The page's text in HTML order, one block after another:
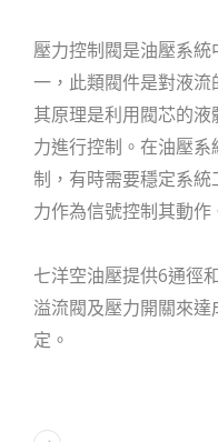
壓力控制閥是油壓系
一，此類閥件是對液流
其原理是利用閥芯的
力進行控制。在油壓
制，有時需要穩定系
力作為信號控制其動作
七洋空油壓提供6通徑
溢流閥及壓力開關來
定。